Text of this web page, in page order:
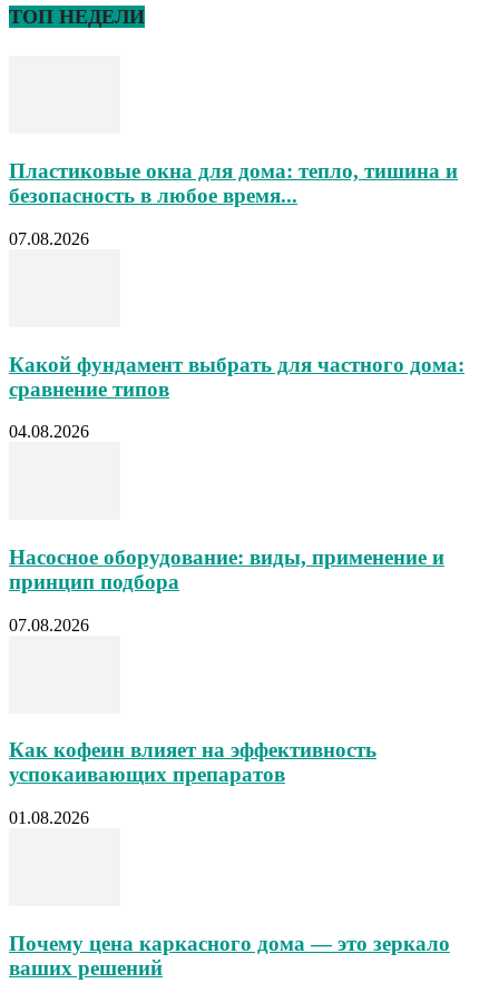
ТОП НЕДЕЛИ
Пластиковые окна для дома: тепло, тишина и
безопасность в любое время...
07.08.2026
Какой фундамент выбрать для частного дома:
сравнение типов
04.08.2026
Насосное оборудование: виды, применение и
принцип подбора
07.08.2026
Как кофеин влияет на эффективность
успокаивающих препаратов
01.08.2026
Почему цена каркасного дома — это зеркало
ваших решений